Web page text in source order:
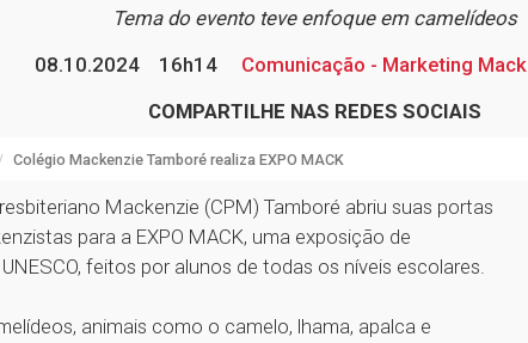
Tema do evento teve enfoque em camelídeos
08.10.2024
16h14
Comunicação - Marketing
COMPARTILHE NAS REDES SOCIAIS
Colégio Mackenzie Tamboré realiza EXPO MACK
Mackenzie (CPM) Tamboré abriu suas portas
para a EXPO MACK, uma exposição de
feitos por alunos de todas os níveis escolares.
animais como o camelo, lhama, apalca e